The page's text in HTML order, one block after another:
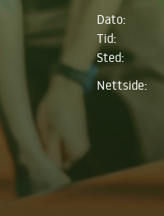
Dato:
Tid:
Sted:
Nettside: